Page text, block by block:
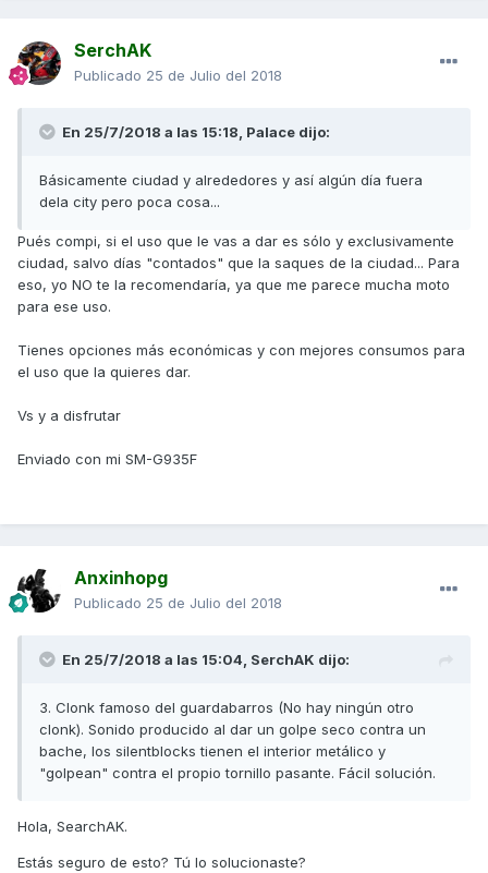
SerchAK
Publicado 25 de Julio del 2018
En 25/7/2018 a las 15:18, Palace dijo:
Básicamente ciudad y alrededores y así algún día fuera
dela city pero poca cosa...
Pués compi, si el uso que le vas a dar es sólo y exclusivamente
ciudad, salvo días "contados" que la saques de la ciudad... Para
eso, yo NO te la recomendaría, ya que me parece mucha moto
para ese uso.
Tienes opciones más económicas y con mejores consumos para
el uso que la quieres dar.
Vs y a disfrutar
Enviado con mi SM-G935F
Anxinhopg
Publicado 25 de Julio del 2018
En 25/7/2018 a las 15:04, SerchAK dijo:
3. Clonk famoso del guardabarros (No hay ningún otro
clonk). Sonido producido al dar un golpe seco contra un
bache, los silentblocks tienen el interior metálico y
"golpean" contra el propio tornillo pasante. Fácil solución.
Hola, SearchAK.
Estás seguro de esto? Tú lo solucionaste?